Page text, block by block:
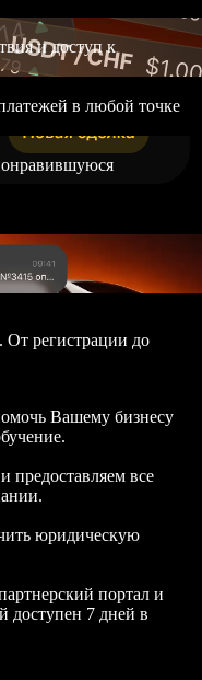
и доступ к
в любой точке
От регистрации до
Вашему бизнесу
все
юридическую
портал и
доступен 7 дней в